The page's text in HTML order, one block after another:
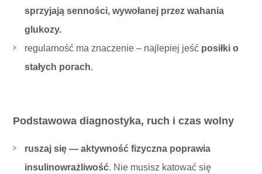
sprzyjają senności, wywołanej przez wahania
glukozy.
regularność ma znaczenie – najlepiej jeść posiłki o
stałych porach.
Podstawowa diagnostyka, ruch i czas wolny
ruszaj się — aktywność fizyczna poprawia
insulinowrażliwość. Nie musisz katować się